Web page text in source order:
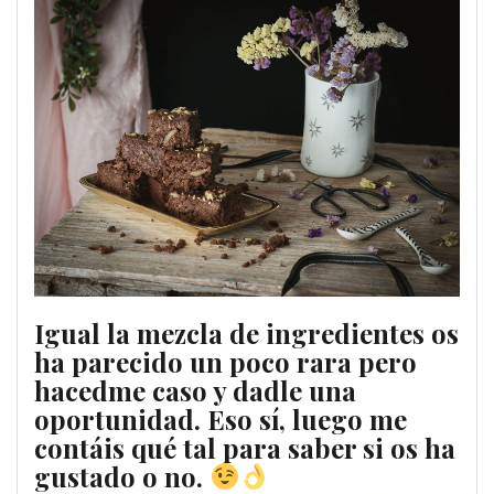
Igual la mezcla de ingredientes os
ha parecido un poco rara pero
hacedme caso y dadle una
oportunidad. Eso sí, luego me
contáis qué tal para saber si os ha
gustado o no.